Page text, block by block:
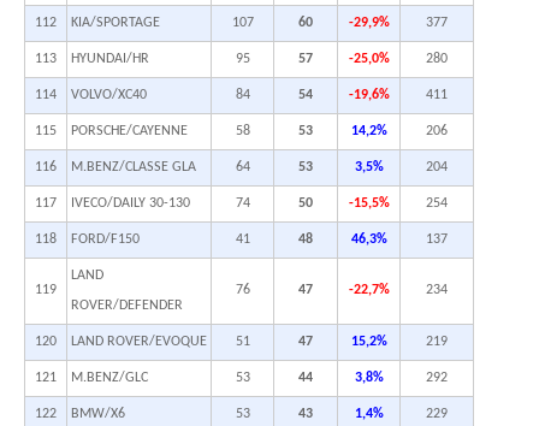
112 KIA/SPORTAGE 107 60 -29,9% 377
113 HYUNDAI/HR 95 57 -25,0% 280
114 VOLVO/XC40 84 54 -19,6% 411
115 PORSCHE/CAYENNE 58 53 14,2% 206
116 M.BENZ/CLASSE GLA 64 53 3,5% 204
117 IVECO/DAILY 30-130 74 50 -15,5% 254
118 FORD/F150 41 48 46,3% 137
119
LAND
ROVER/DEFENDER
76 47 -22,7% 234
120 LAND ROVER/EVOQUE 51 47 15,2% 219
121 M.BENZ/GLC 53 44 3,8% 292
122 BMW/X6 53 43 1,4% 229